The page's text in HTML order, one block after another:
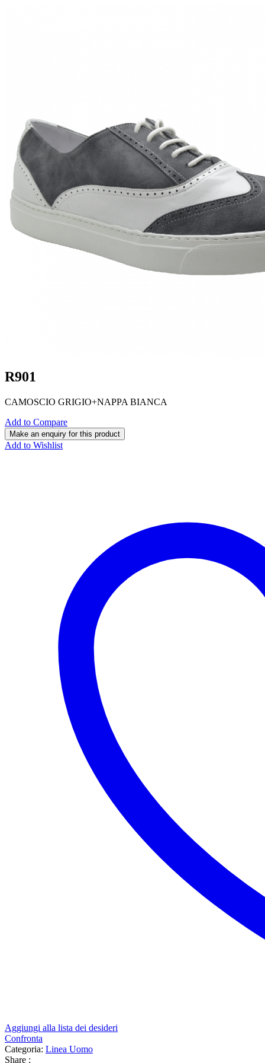
R901
CAMOSCIO GRIGIO+NAPPA BIANCA
Add to Compare
Add to Wishlist
Aggiungi alla lista dei desideri
Confronta
Categoria: Linea Uomo
Share :